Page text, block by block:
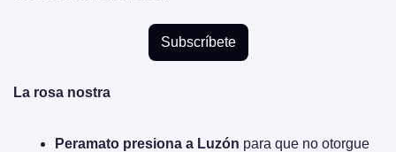
Subscríbete
La rosa nostra
Peramato presiona a Luzón para que no otorgue